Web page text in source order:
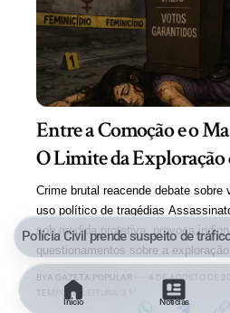
Início Notícias
Entre a Comoção e o
O Limite da Exploração
Crime brutal reacende debate sobre
uso político de tragédias
sob medida protetiva, provoca
questionamentos sobre a
BYA GAZETA POPULAR
4 DE AGOSTO DE
TEMPO DE LEITURA: 3 MINUTOS